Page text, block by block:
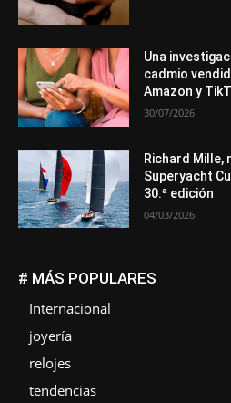
Una
cadmio
Amazon y
30/07/2026
Richard Mille,
Superyacht
30.ª edición
04/03/2026
# MÁS POPULARES
Internacional
joyería
relojes
tendencias